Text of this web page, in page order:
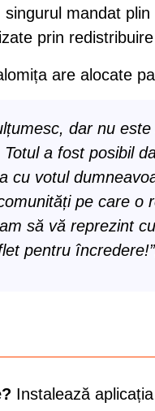
mandat
prin
are alocate
dar nu
a fost posibil
cu votul
pe care o
să vă reprezint
pentru
Instalează